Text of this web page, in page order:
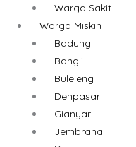
Warga Sakit
Warga Miskin
Badung
Bangli
Buleleng
Denpasar
Gianyar
Jembrana